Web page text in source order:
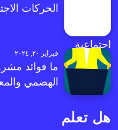
الحركات
فبراير ٢٠, ٢٠٢٤
ما فوائد
الهضمي
هل تعلم